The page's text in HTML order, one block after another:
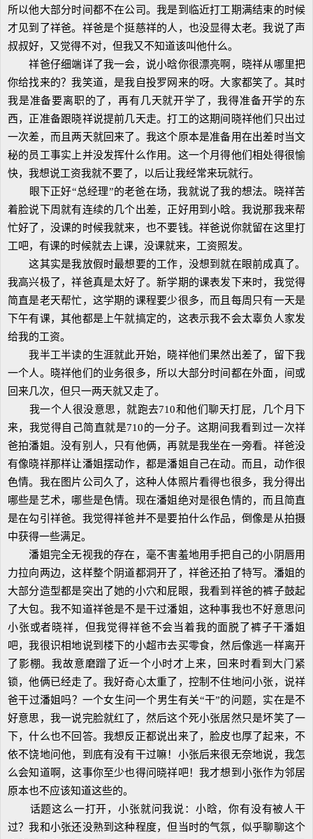
所以他大部分时间都不在公司。我是到临近打工期满结束的时候
才见到了祥爸。祥爸是个挺慈祥的人，也没显得太老。我说了声
叔叔好，又觉得不对，但我又不知道该叫他什么。
祥爸仔细端详了我一会，说小晗你很漂亮啊，晓祥从哪里把
你给找来的？我笑道，是我自投罗网来的呀。大家都笑了。其时
我是准备要离职的了，再有几天就开学了，我得准备开学的东
西，正准备跟晓祥说提前几天走。打工的这期间晓祥他们只出过
一次差，而且两天就回来了。我这个原本是准备用在出差时当文
秘的员工事实上并没发挥什么作用。这一个月得他们相处得很愉
快，我想说工资我就不要了，以后让我经常来玩就行。
眼下正好“总经理”的老爸在场，我就说了我的想法。晓祥苦
着脸说下周就有连续的几个出差，正好用到小晗。我说那我来帮
忙好了，没课的时候我就来，也不要钱。祥爸说你就留在这里打
工吧，有课的时候就去上课，没课就来，工资照发。
这其实是我放假时最想要的工作，没想到就在眼前成真了。
我高兴极了，祥爸真是太好了。新学期的课表发下来时，我觉得
简直是老天帮忙，这学期的课程要少很多，而且每周只有一天是
下午有课，其他都是上午就搞定的，这表示我不会太辜负人家发
给我的工资。
我半工半读的生涯就此开始，晓祥他们果然出差了，留下我
一个人。晓祥他们的业务很多，所以大部分时间都在外面，间或
回来几次，但只一两天就又走了。
我一个人很没意思，就跑去710和他们聊天打屁，几个月下
来，我觉得自己简直就是710的一分子。这期间我看到过一次祥
爸拍潘姐。没有别人，只有他俩，再就是我坐在一旁看。祥爸没
有像晓祥那样让潘姐摆动作，都是潘姐自己在动。而且，动作很
色情。我在图片公司久了，这种人体照片看得也很多，我分得出
哪些是艺术，哪些是色情。现在潘姐绝对是很色情的，而且简直
是在勾引祥爸。我觉得祥爸并不是要拍什么作品，倒像是从拍摄
中获得一些满足。
潘姐完全无视我的存在，毫不害羞地用手把自己的小阴唇用
力拉向两边，这样整个阴道都洞开了，祥爸还拍了特写。潘姐的
大部分造型都是突出了她的小穴和屁眼，我看到祥爸的裤子鼓起
了大包。我不知道祥爸是不是干过潘姐，这种事我也不好意思问
小张或者晓祥，但我觉得祥爸不会当着我的面脱了裤子干潘姐
吧，我很识相地说到楼下的小超市去买零食，然后像逃一样离开
了影棚。我故意磨蹭了近一个小时才上来，回来时看到大门紧
锁，他俩已经走了。我好奇心太重了，控制不住地问小张，说祥
爸干过潘姐吗？一个女生问一个男生有关“干”的问题，实在是不
好意思，我一说完脸就红了，然后这个死小张居然只是坏笑了一
下，什么也不回答。我想反正都说出来了，脸皮也厚了起来，不
依不饶地问他，到底有没有干过嘛！小张后来很无奈地说，我怎
么会知道啊，这事你至少也得问晓祥吧！我才想到小张作为邻居
原本也不应该知道这些的。
话题这么一打开，小张就问我说：小晗，你有没有被人干
过？我和小张还没熟到这种程度，但当时的气氛，似乎聊聊这个